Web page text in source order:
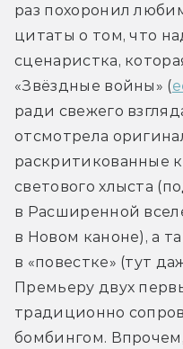
раз похоронил
цитаты о том, что
сценаристка,
«Звёздные войны» (
ради свежего
отсмотрела
раскритикованные
светового хлыста
в Расширенной
в Новом каноне), а
в «повестке» (тут
Премьеру двух
традиционно
бомбингом.